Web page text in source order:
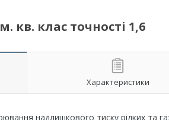
кв. клас точності 1,6
Характеристики
надлишкового тиску рідких та